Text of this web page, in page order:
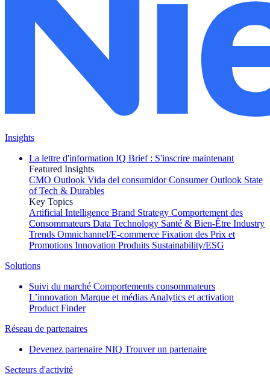
Insights
La lettre d'information IQ Brief : S'inscrire maintenant
Featured Insights
CMO Outlook Vida del consumidor Consumer Outlook State
of Tech & Durables
Key Topics
Artificial Intelligence Brand Strategy Comportement des
Consommateurs Data Technology Santé & Bien-Être Industry
Trends Omnichannel/E-commerce Fixation des Prix et
Promotions Innovation Produits Sustainability/ESG
Solutions
Suivi du marché Comportements consommateurs
L’innovation Marque et médias Analytics et activation
Product Finder
Réseau de partenaires
Devenez partenaire NIQ Trouver un partenaire
Secteurs d'activité